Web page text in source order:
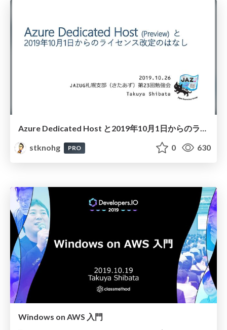
Azure Dedicated Host と2019年10月1日からのライセンス改定のはなし
stknohg
PRO 0 630
Windows on AWS 入門